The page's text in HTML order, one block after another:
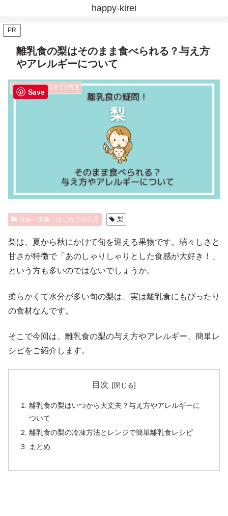
happy-kirei
PR
離乳食の梨はそのまま食べられる？与え方
やアレルギーについて
妊娠・出産・はじめての育児
妊娠・出産・はじめての育児 梨
梨は、夏から秋にかけて旬を迎える果物です。瑞々しさと
甘さが特徴で「あのしゃりしゃりとした食感が大好き！」
という方も多いのではないでしょうか。
柔らかくて水分が多い旬の梨は、実は離乳食にもぴったり
の食材なんです。
そこで今回は、離乳食の梨の与え方やアレルギー、簡単レ
シピをご紹介します。
目次
離乳食の梨はいつから大丈夫？与え方やアレルギーに
ついて
離乳食の梨の冷凍方法とレンジで簡単離乳食レシピ
まとめ
Save